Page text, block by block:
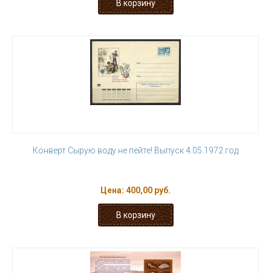
Конверт Сырую воду не пейте! Выпуск 4.05.1972 год
Цена: 400,00 руб.